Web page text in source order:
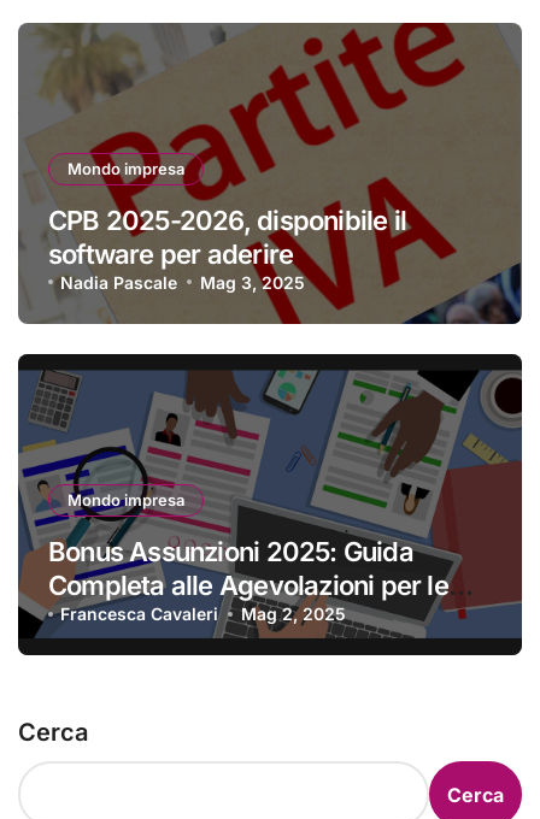
Mondo impresa
CPB 2025-2026, disponibile il
software per aderire
Nadia Pascale Mag 3, 2025
Mondo impresa
Bonus Assunzioni 2025: Guida
Completa alle Agevolazioni per le
Imprese
Francesca Cavaleri Mag 2, 2025
Cerca
Cerca